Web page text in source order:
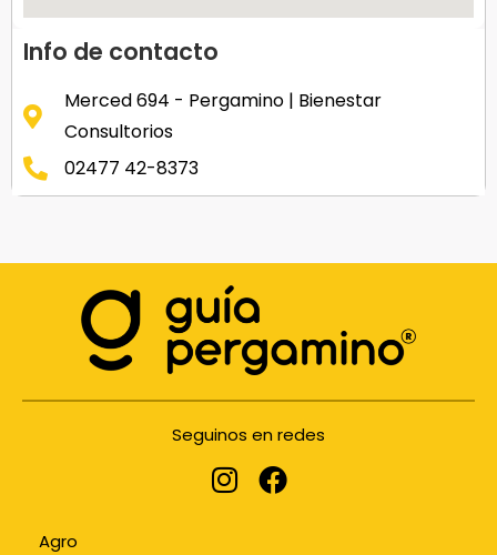
Info de contacto
Merced 694 - Pergamino | Bienestar
Consultorios
02477 42-8373
Seguinos en redes
Agro